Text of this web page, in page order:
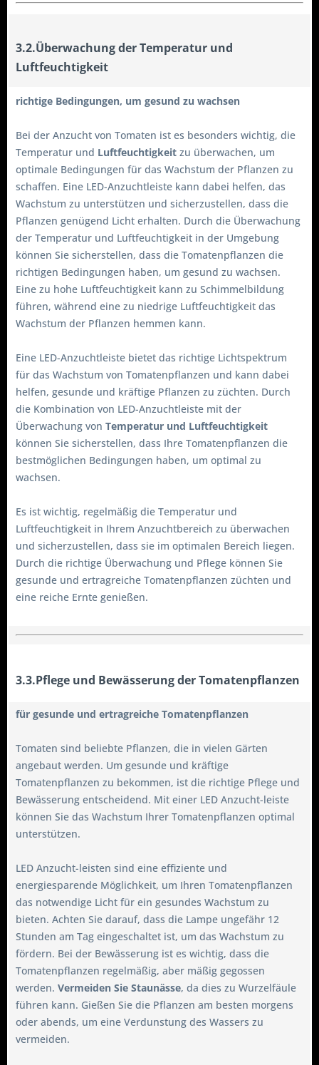
3.2.Überwachung der Temperatur und
Luftfeuchtigkeit
richtige Bedingungen, um gesund zu wachsen
Bei der Anzucht von Tomaten ist es besonders wichtig, die
Temperatur und Luftfeuchtigkeit zu überwachen, um
optimale Bedingungen für das Wachstum der Pflanzen zu
schaffen. Eine LED-Anzuchtleiste kann dabei helfen, das
Wachstum zu unterstützen und sicherzustellen, dass die
Pflanzen genügend Licht erhalten. Durch die Überwachung
der Temperatur und Luftfeuchtigkeit in der Umgebung
können Sie sicherstellen, dass die Tomatenpflanzen die
richtigen Bedingungen haben, um gesund zu wachsen.
Eine zu hohe Luftfeuchtigkeit kann zu Schimmelbildung
führen, während eine zu niedrige Luftfeuchtigkeit das
Wachstum der Pflanzen hemmen kann.
Eine LED-Anzuchtleiste bietet das richtige Lichtspektrum
für das Wachstum von Tomatenpflanzen und kann dabei
helfen, gesunde und kräftige Pflanzen zu züchten. Durch
die Kombination von LED-Anzuchtleiste mit der
Überwachung von Temperatur und Luftfeuchtigkeit
können Sie sicherstellen, dass Ihre Tomatenpflanzen die
bestmöglichen Bedingungen haben, um optimal zu
wachsen.
Es ist wichtig, regelmäßig die Temperatur und
Luftfeuchtigkeit in Ihrem Anzuchtbereich zu überwachen
und sicherzustellen, dass sie im optimalen Bereich liegen.
Durch die richtige Überwachung und Pflege können Sie
gesunde und ertragreiche Tomatenpflanzen züchten und
eine reiche Ernte genießen.
3.3.Pflege und Bewässerung der Tomatenpflanzen
für gesunde und ertragreiche Tomatenpflanzen
Tomaten sind beliebte Pflanzen, die in vielen Gärten
angebaut werden. Um gesunde und kräftige
Tomatenpflanzen zu bekommen, ist die richtige Pflege und
Bewässerung entscheidend. Mit einer LED Anzucht-leiste
können Sie das Wachstum Ihrer Tomatenpflanzen optimal
unterstützen.
LED Anzucht-leisten sind eine effiziente und
energiesparende Möglichkeit, um Ihren Tomatenpflanzen
das notwendige Licht für ein gesundes Wachstum zu
bieten. Achten Sie darauf, dass die Lampe ungefähr 12
Stunden am Tag eingeschaltet ist, um das Wachstum zu
fördern. Bei der Bewässerung ist es wichtig, dass die
Tomatenpflanzen regelmäßig, aber mäßig gegossen
werden. Vermeiden Sie Staunässe, da dies zu Wurzelfäule
führen kann. Gießen Sie die Pflanzen am besten morgens
oder abends, um eine Verdunstung des Wassers zu
vermeiden.